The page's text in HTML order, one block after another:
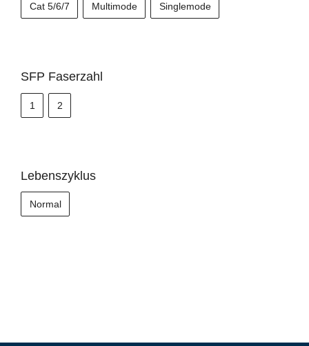
Cat 5/6/7 Multimode Singlemode
SFP Faserzahl
1 2
Lebenszyklus
Normal